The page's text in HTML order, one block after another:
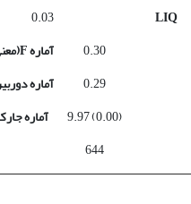
LIQ
0.03
0.30 آمارهF
0.29
آماره
(0.00) 9.97
آماره
644